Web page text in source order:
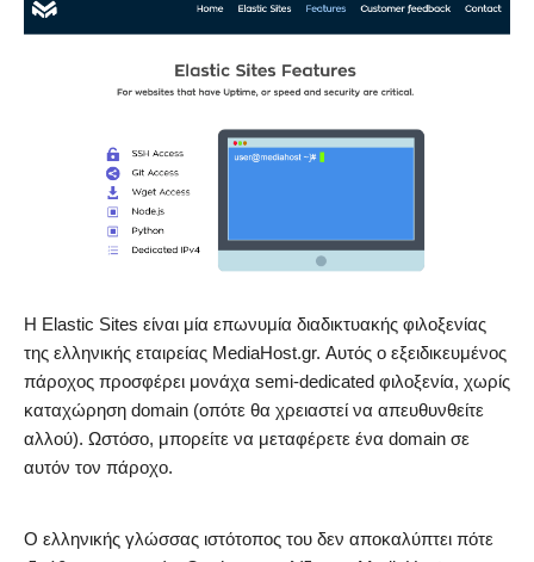
Η Elastic Sites είναι μία επωνυμία διαδικτυακής φιλοξενίας
της ελληνικής εταιρείας MediaHost.gr. Αυτός ο εξειδικευμένος
πάροχος προσφέρει μονάχα semi-dedicated φιλοξενία, χωρίς
καταχώρηση domain (οπότε θα χρειαστεί να απευθυνθείτε
αλλού). Ωστόσο, μπορείτε να μεταφέρετε ένα domain σε
αυτόν τον πάροχο.
Ο ελληνικής γλώσσας ιστότοπος του δεν αποκαλύπτει πότε